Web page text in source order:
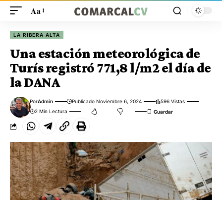
Aa
LA RIBERA ALTA
Una estación meteorológica de
Turís registró 771,8 l/m2 el día de
la DANA
PorAdmin Publicado Noviembre 6, 2024
596 Vistas
2 Min Lectura